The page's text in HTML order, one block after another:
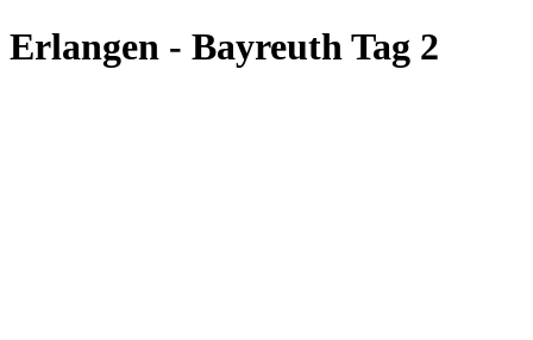
Erlangen - Bayreuth Tag 2